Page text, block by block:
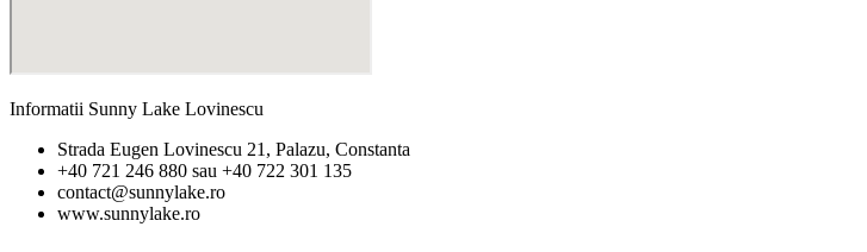
Informatii Sunny Lake Lovinescu
Strada Eugen Lovinescu 21, Palazu, Constanta
+40 721 246 880 sau +40 722 301 135
contact@sunnylake.ro
www.sunnylake.ro